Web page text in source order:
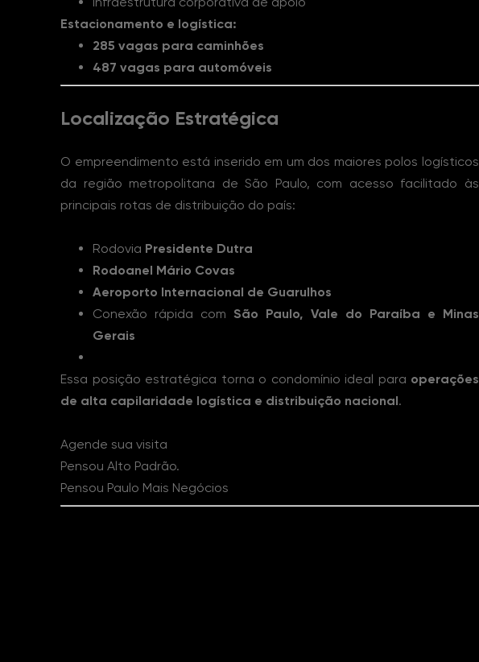
Estacionamento e logística:
285 vagas para caminhões
487 vagas para automóveis
Localização Estratégica
O empreendimento está inserido em um dos maiores polos logísticos
da região metropolitana de São Paulo, com acesso facilitado às
principais rotas de distribuição do país:
Rodovia Presidente Dutra
Rodoanel Mário Covas
Aeroporto Internacional de Guarulhos
Conexão rápida comSão Paulo, Vale do Paraíba e Minas
Gerais
Essa posição estratégica torna o condomínio ideal para operações
de alta capilaridade logística e distribuição nacional.
Agende sua visita
Pensou Alto Padrão.
Pensou Paulo Mais Negócios